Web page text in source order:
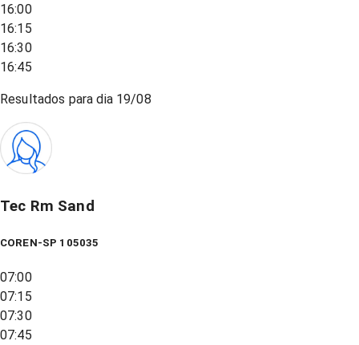
16:00
16:15
16:30
16:45
Resultados para dia 19/08
Tec Rm Sand
COREN-SP 105035
07:00
07:15
07:30
07:45